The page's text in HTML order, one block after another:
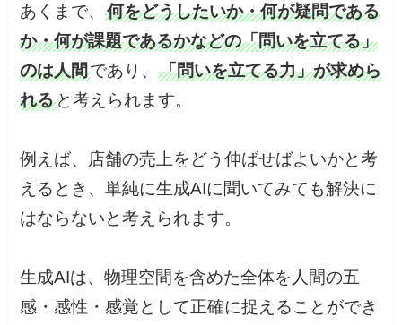
あくまで、何をどうしたいか・何が疑問である
か・何が課題であるかなどの「問いを立てる」
のは人間であり、「問いを立てる力」が求めら
れる と考えられます。
例えば、店舗の売上をどう伸ばせばよいかと考
えるとき、単純に生成AIに聞いてみても解決に
はならないと考えられます。
生成AIは、物理空間を含めた全体を人間の五
感・感性・感覚として正確に捉えることができ